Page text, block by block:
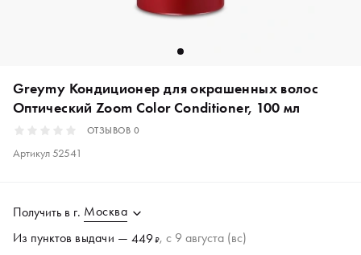
Greymy Кондиционер для окрашенных волос
Оптический Zoom Color Conditioner, 100 мл
ОТЗЫВОВ 0
Артикул52541
Получить в г. Москва
Из пунктов выдачи — 449₽, c 9 августа (вс)